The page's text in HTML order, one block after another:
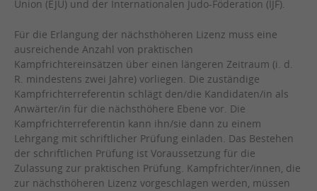
Union (EJU) und der Internationalen Judo-Föderation (IJF).
Für die Erlangung der nächsthöheren Lizenz muss eine
ausreichende Anzahl von praktischen
Kampfrichtereinsätzen über einen längeren Zeitraum (i. d.
R. mindestens zwei Jahre) vorliegen. Die zuständige
Kampfrichterreferentin schlägt den/die Kandidaten/in als
Anwärter/in für die nächsthöhere Ebene vor. Die
Kampfrichterreferentin kann ihn/sie dann zu einem
Lehrgang mit schriftlicher Prüfung einladen. Das Bestehen
der schriftlichen Prüfung ist Voraussetzung für die
Zulassung zur praktischen Prüfung. Kampfrichter/innen, die
zur nächsthöheren Lizenz vorgeschlagen werden, müssen